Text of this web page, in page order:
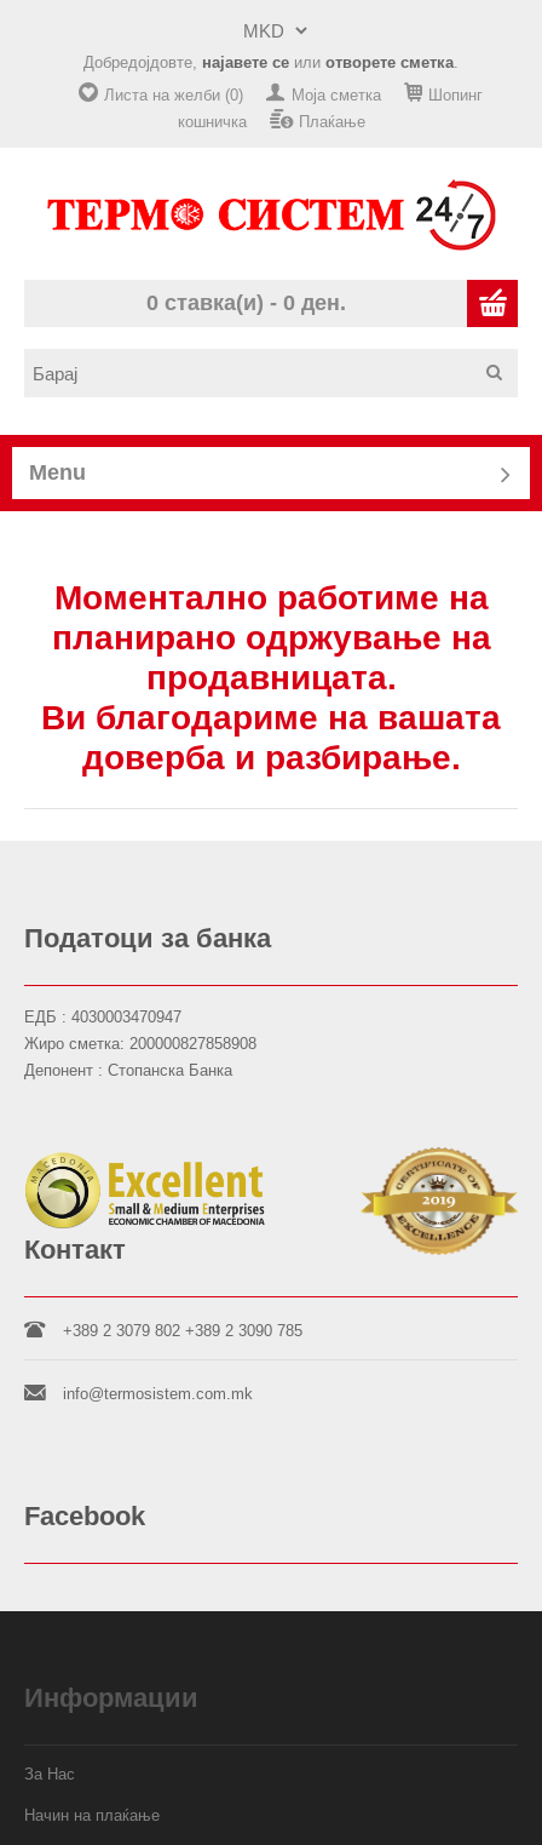
Добредојдовте, најавете се или отворете сметка.
Листа на желби (0)
Моја сметка
Шопинг
кошничка
Плаќање
0 ставка(и) - 0 ден.
Menu
Моментално работиме на
планирано одржување на
продавницата.
Ви благодариме на вашата
доверба и разбирање.
Податоци за банка
ЕДБ : 4030003470947
Жиро сметка: 200000827858908
Депонент : Стопанска Банка
Контакт
+389 2 3079 802 +389 2 3090 785
info@termosistem.com.mk
Facebook
Информации
За Нас
Начин на плаќање